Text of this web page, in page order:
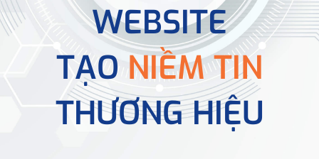
WEBSITE
TẠONIỀM TIN
THƯƠNG HIỆU